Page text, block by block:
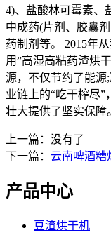
4)、盐酸林可霉素、
中成药(片剂、胶囊
药制剂等。 2015年
用”高湿高粘药渣烘
源，不仅节约了能源
业链上的“吃干榨尽
壮大提供了坚实保障
上一篇：没有了
下一篇： 云南啤酒糟
产品中心
豆渣烘干机